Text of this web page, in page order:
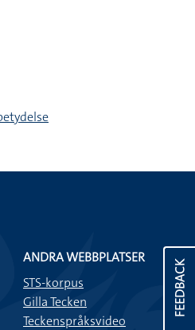
FEEDBACK
ANDRA WEBBPLATSER
STS-korpus
Gilla Tecken
Teckenspråksvideo